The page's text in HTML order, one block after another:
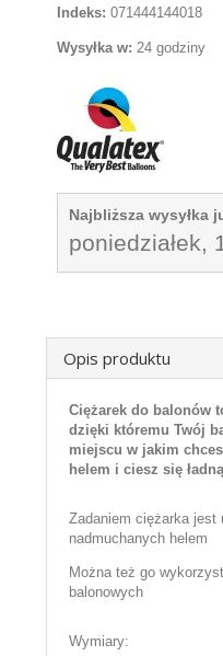
Indeks: 071444144018
Wysyłka w: 24 godziny
Najbliższa wysyłka
poniedziałek,
Opis produktu
Ciężarek do balonów
dzięki któremu Twój
miejscu w jakim
helem i ciesz się
Zadaniem ciężarka jest
nadmuchanych helem
Można też go
balonowych
Wymiary: